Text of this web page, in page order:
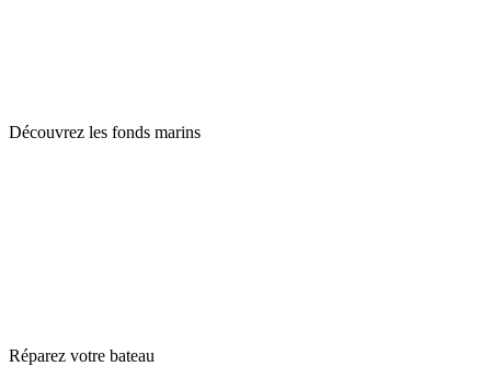
Découvrez les fonds marins
Réparez votre bateau